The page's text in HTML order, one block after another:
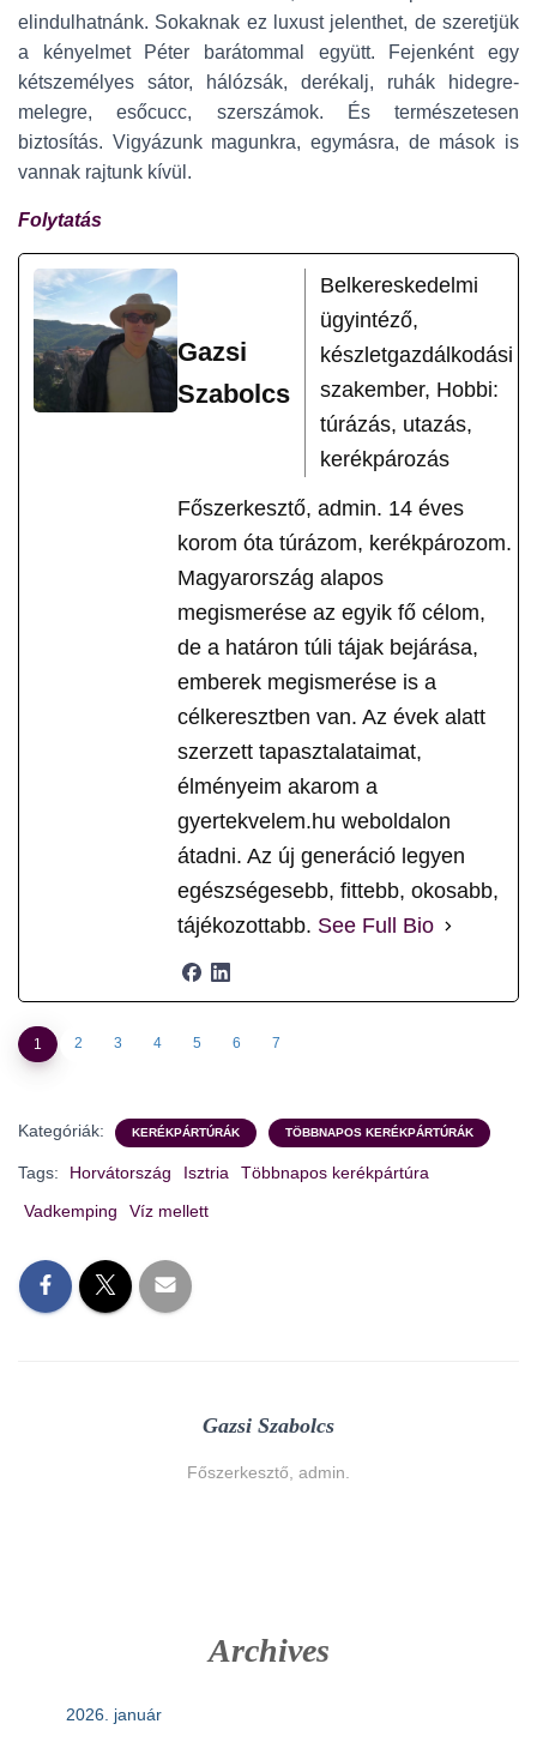
elindulhatnánk. Sokaknak ez luxust jelenthet, de szeretjük
a kényelmet Péter barátommal együtt. Fejenként egy
kétszemélyes sátor, hálózsák, derékalj, ruhák hidegre-
melegre, esőcucc, szerszámok. És természetesen
biztosítás. Vigyázunk magunkra, egymásra, de mások is
vannak rajtunk kívül.
Folytatás
Gazsi
Szabolcs
Belkereskedelmi
ügyintéző,
készletgazdálkodási
szakember, Hobbi:
túrázás, utazás,
kerékpározás
Főszerkesztő, admin. 14 éves
korom óta túrázom, kerékpározom.
Magyarország alapos
megismerése az egyik fő célom,
de a határon túli tájak bejárása,
emberek megismerése is a
célkeresztben van. Az évek alatt
szerzett tapasztalataimat,
élményeim akarom a
gyertekvelem.hu weboldalon
átadni. Az új generáció legyen
egészségesebb, fittebb, okosabb,
tájékozottabb. See Full Bio
1 2 3 4 5 6 7
Kategóriák: KERÉKPÁRTÚRÁK TÖBBNAPOS KERÉKPÁRTÚRÁK
Tags: Horvátország Isztria
Többnapos kerékpártúra
Vadkemping
Víz mellett
Gazsi Szabolcs
Főszerkesztő, admin.
Archives
2026. január